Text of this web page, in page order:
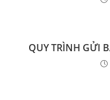
QUY TRÌNH GỬI